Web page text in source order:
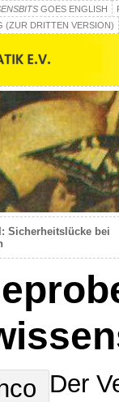
GOES ENGLISH
(ZUR DRITTEN VERSION)
Sicherheitslücke bei
Der